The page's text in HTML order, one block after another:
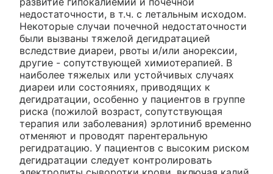
недостаточности, в т.ч. с летальным исходом.
Некоторые случаи почечной недостаточности
были вызваны тяжелой дегидратацией
вследствие диареи, рвоты и/или анорексии,
другие - сопутствующей химиотерапией. В
наиболее тяжелых или устойчивых случаях
диареи или состояниях, приводящих к
дегидратации, особенно у пациентов в группе
риска (пожилой возраст, сопутствующая
терапия или заболевания) эрлотиниб временно
отменяют и проводят парентеральную
регидратацию. У пациентов с высоким риском
дегидратации следует контролировать